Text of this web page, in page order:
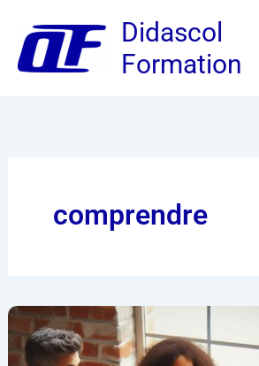
contenu
Didascol
Formation
comprendre